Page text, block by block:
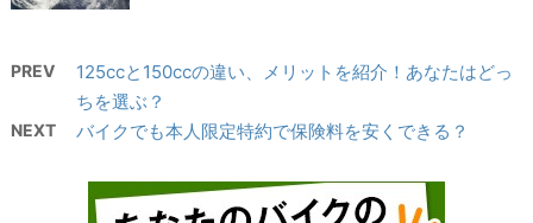
PREV
125ccと150ccの違い、メリットを紹介！あなたはどっ
ちを選ぶ？
NEXT バイクでも本人限定特約で保険料を安くできる？